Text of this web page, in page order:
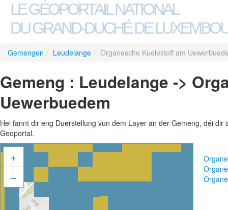
LE GÉOPORTAIL NATIONAL
DU GRAND-DUCHÉ DE
Gemengen / Leudelange / Organesche Kuelestoff am
Gemeng : Leudelange ->
Uewerbuedem
Hei fannt dir eng Duerstellung vun dem Layer an der Gemeng, déi
Geoportal.
+
–